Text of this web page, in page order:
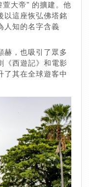
萱大帝"​​ 的擴建。​​他
以這座恢弘佛塔銘
人知的名字含義
赫，也吸引了眾多
《西遊記》和電影
了其在全球遊客中